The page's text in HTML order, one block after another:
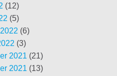
(12)
(5)
(6)
(3)
2021 (21)
2021 (13)